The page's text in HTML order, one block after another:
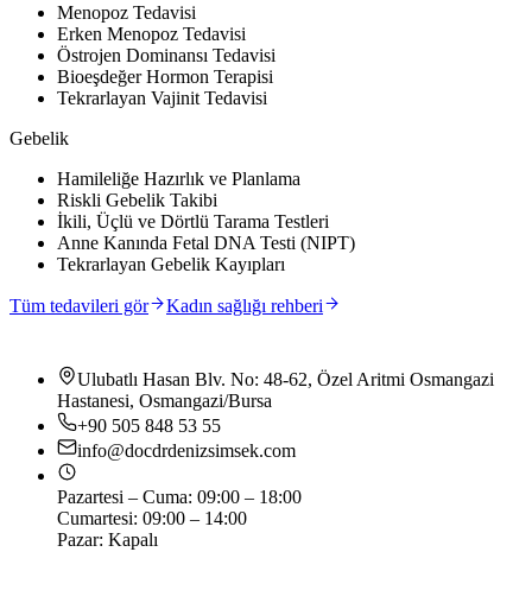
Menopoz Tedavisi
Erken Menopoz Tedavisi
Östrojen Dominansı Tedavisi
Bioeşdeğer Hormon Terapisi
Tekrarlayan Vajinit Tedavisi
Gebelik
Hamileliğe Hazırlık ve Planlama
Riskli Gebelik Takibi
İkili, Üçlü ve Dörtlü Tarama Testleri
Anne Kanında Fetal DNA Testi (NIPT)
Tekrarlayan Gebelik Kayıpları
Tüm tedavileri gör Kadın sağlığı rehberi
Ulubatlı Hasan Blv. No: 48-62, Özel Aritmi Osmangazi
Hastanesi, Osmangazi/Bursa
+90 505 848 53 55
info@docdrdenizsimsek.com
Pazartesi – Cuma: 09:00 – 18:00
Cumartesi: 09:00 – 14:00
Pazar: Kapalı